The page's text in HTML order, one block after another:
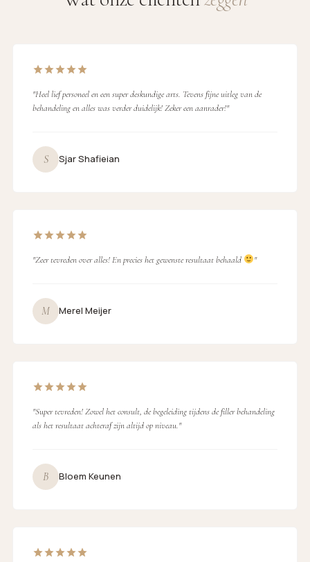
"Heel lief personeel en een super deskundige arts. Tevens fijne uitleg van de
behandeling en alles was verder duidelijk! Zeker een aanrader!"
S Sjar Shafieian
"Zeer tevreden over alles! En precies het gewenste resultaat behaald "
M Merel Meijer
"Super tevreden! Zowel het consult, de begeleiding tijdens de filler behandeling
als het resultaat achteraf zijn altijd op niveau."
B Bloem Keunen